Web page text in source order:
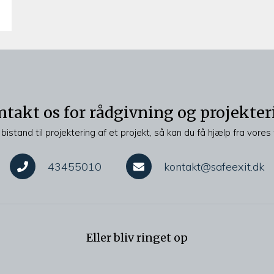
os for rådgivning og
til projektering af et projekt, så kan du få hjælp fra vores
43455010 kontakt@safeexit.dk
Eller bliv ringet op